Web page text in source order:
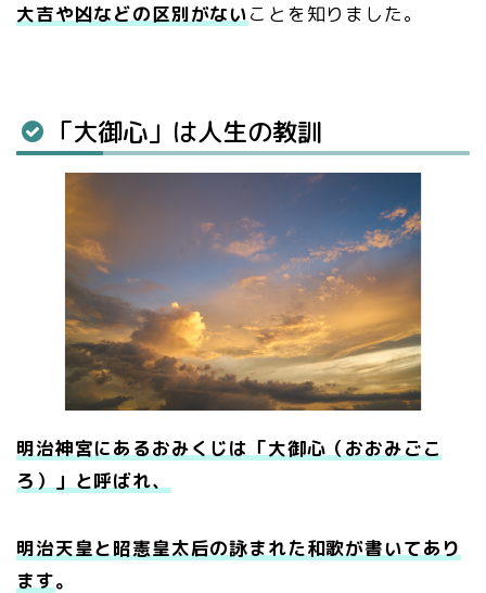
大吉や凶などの区別がないことを知りました。
「大御心」は人生の教訓
明治神宮にあるおみくじは「大御心（おおみごこ
ろ）」と呼ばれ、
明治天皇と昭憲皇太后の詠まれた和歌が書いてあり
ます。